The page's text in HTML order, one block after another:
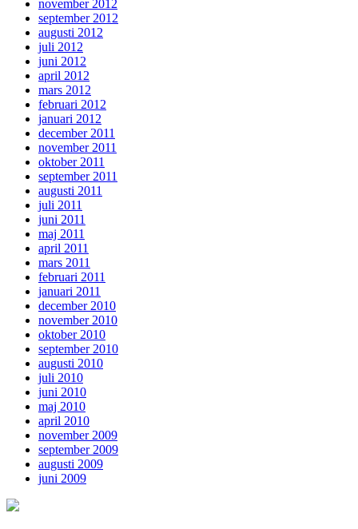
november 2012
september 2012
augusti 2012
juli 2012
juni 2012
april 2012
mars 2012
februari 2012
januari 2012
december 2011
november 2011
oktober 2011
september 2011
augusti 2011
juli 2011
juni 2011
maj 2011
april 2011
mars 2011
februari 2011
januari 2011
december 2010
november 2010
oktober 2010
september 2010
augusti 2010
juli 2010
juni 2010
maj 2010
april 2010
november 2009
september 2009
augusti 2009
juni 2009